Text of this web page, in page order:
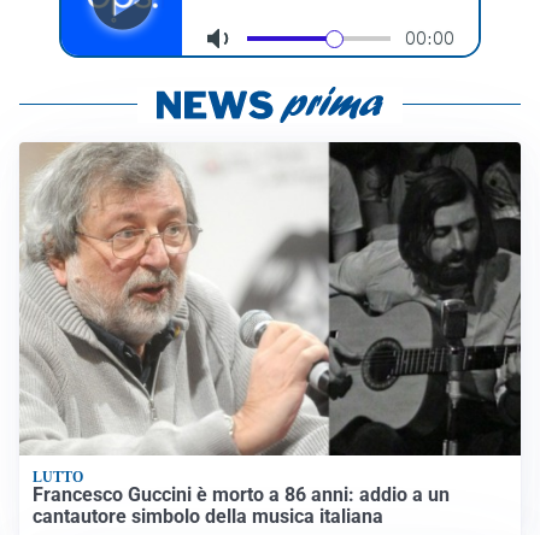
LUTTO
Francesco Guccini è morto a 86 anni: addio a un
cantautore simbolo della musica italiana